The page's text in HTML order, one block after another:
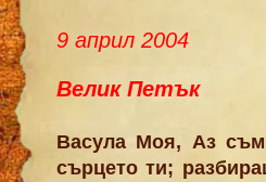
9 април 2004
Велик Петък
Васула Моя, Аз
сърцето ти;